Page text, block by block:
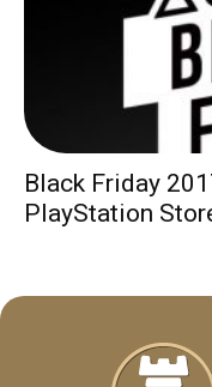
Black Friday
PlayStation